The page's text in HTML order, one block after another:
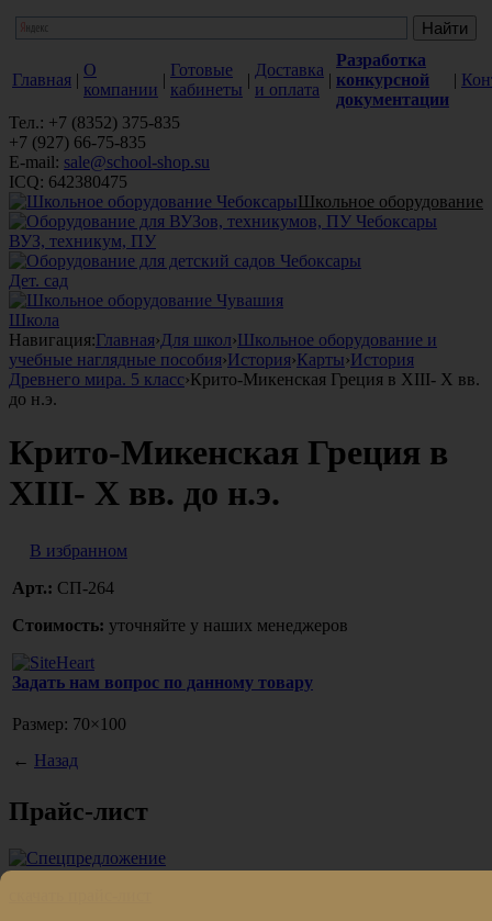
Главная |
О
компании
|
Готовые
кабинеты
|
Доставка
и оплата
|
Разработка
конкурсной
документации
|
Тел.: +7 (8352) 375-835
+7 (927) 66-75-835
E-mail: sale@school-shop.su
ICQ: 642380475
Школьное оборудование
ВУЗ, техникум, ПУ
Дет. сад
Школа
Навигация:Главная›Для школ›Школьное оборудование и
учебные наглядные пособия›История›Карты›История
Древнего мира. 5 класс›Крито-Микенская Греция в ХIII- Х вв.
до н.э.
Крито-Микенская Греция в
ХIII- Х вв. до н.э.
В избранном
Арт.: СП-264
Стоимость: уточняйте у наших менеджеров
Задать нам вопрос по данному товару
Размер: 70×100
← Назад
Прайс-лист